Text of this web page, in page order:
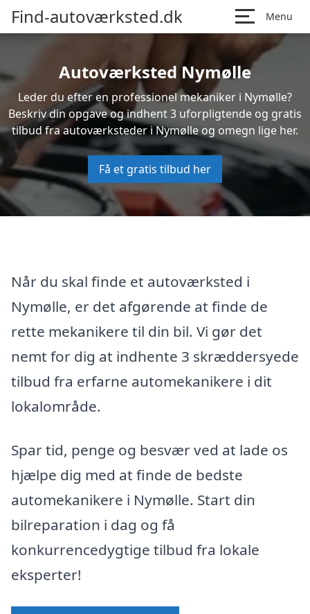
Find-autoværksted.dk Menu
Autoværksted Nymølle
Leder du efter en professionel mekaniker i Nymølle?
Beskriv din opgave og indhent 3 uforpligtende og gratis
tilbud fra autoværksteder i Nymølle og omegn lige her.
Få et gratis tilbud her
Når du skal finde et autoværksted i
Nymølle, er det afgørende at finde de
rette mekanikere til din bil. Vi gør det
nemt for dig at indhente 3 skræddersyede
tilbud fra erfarne automekanikere i dit
lokalområde.
Spar tid, penge og besvær ved at lade os
hjælpe dig med at finde de bedste
automekanikere i Nymølle. Start din
bilreparation i dag og få
konkurrencedygtige tilbud fra lokale
eksperter!